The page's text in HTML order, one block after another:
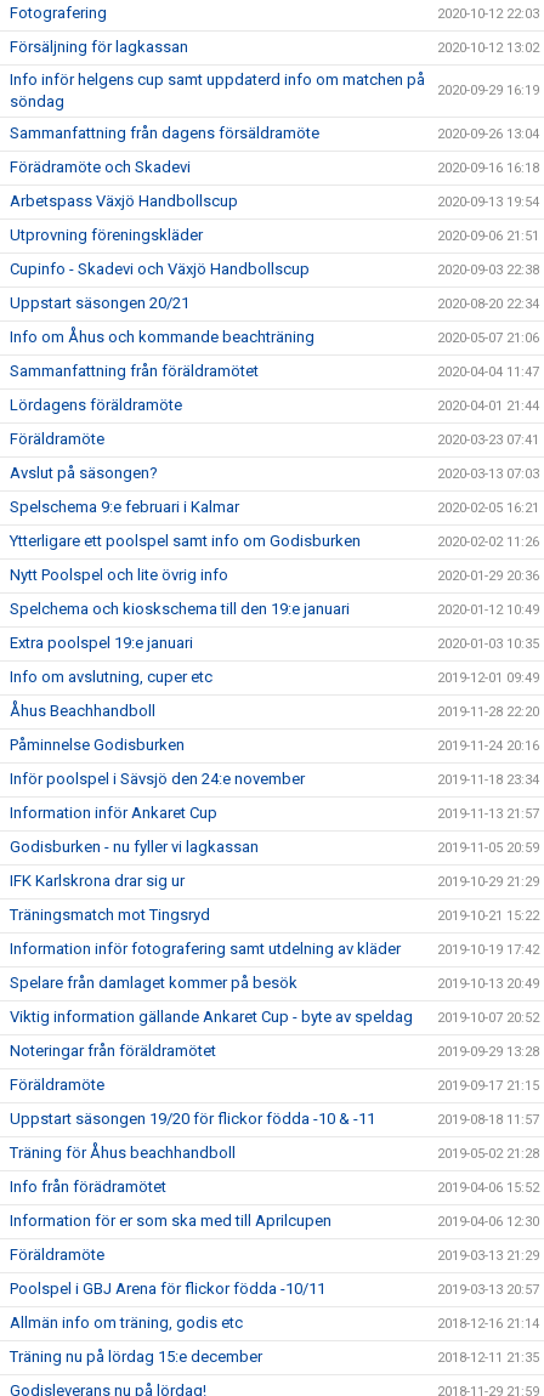
Fotografering 2020-10-12 22:03
Försäljning för lagkassan 2020-10-12 13:02
Info inför helgens cup samt uppdaterd info om matchen på
söndag
2020-09-29 16:19
Sammanfattning från dagens försäldramöte 2020-09-26 13:04
Förädramöte och Skadevi 2020-09-16 16:18
Arbetspass Växjö Handbollscup 2020-09-13 19:54
Utprovning föreningskläder 2020-09-06 21:51
Cupinfo - Skadevi och Växjö Handbollscup 2020-09-03 22:38
Uppstart säsongen 20/21 2020-08-20 22:34
Info om Åhus och kommande beachträning 2020-05-07 21:06
Sammanfattning från föräldramötet 2020-04-04 11:47
Lördagens föräldramöte 2020-04-01 21:44
Föräldramöte 2020-03-23 07:41
Avslut på säsongen? 2020-03-13 07:03
Spelschema 9:e februari i Kalmar 2020-02-05 16:21
Ytterligare ett poolspel samt info om Godisburken 2020-02-02 11:26
Nytt Poolspel och lite övrig info 2020-01-29 20:36
Spelchema och kioskschema till den 19:e januari 2020-01-12 10:49
Extra poolspel 19:e januari 2020-01-03 10:35
Info om avslutning, cuper etc 2019-12-01 09:49
Åhus Beachhandboll 2019-11-28 22:20
Påminnelse Godisburken 2019-11-24 20:16
Inför poolspel i Sävsjö den 24:e november 2019-11-18 23:34
Information inför Ankaret Cup 2019-11-13 21:57
Godisburken - nu fyller vi lagkassan 2019-11-05 20:59
IFK Karlskrona drar sig ur 2019-10-29 21:29
Träningsmatch mot Tingsryd 2019-10-21 15:22
Information inför fotografering samt utdelning av kläder 2019-10-19 17:42
Spelare från damlaget kommer på besök 2019-10-13 20:49
Viktig information gällande Ankaret Cup - byte av speldag 2019-10-07 20:52
Noteringar från föräldramötet 2019-09-29 13:28
Föräldramöte 2019-09-17 21:15
Uppstart säsongen 19/20 för flickor födda -10 & -11 2019-08-18 11:57
Träning för Åhus beachhandboll 2019-05-02 21:28
Info från förädramötet 2019-04-06 15:52
Information för er som ska med till Aprilcupen 2019-04-06 12:30
Föräldramöte 2019-03-13 21:29
Poolspel i GBJ Arena för flickor födda -10/11 2019-03-13 20:57
Allmän info om träning, godis etc 2018-12-16 21:14
Träning nu på lördag 15:e december 2018-12-11 21:35
Godisleverans nu på lördag! 2018-11-29 21:59